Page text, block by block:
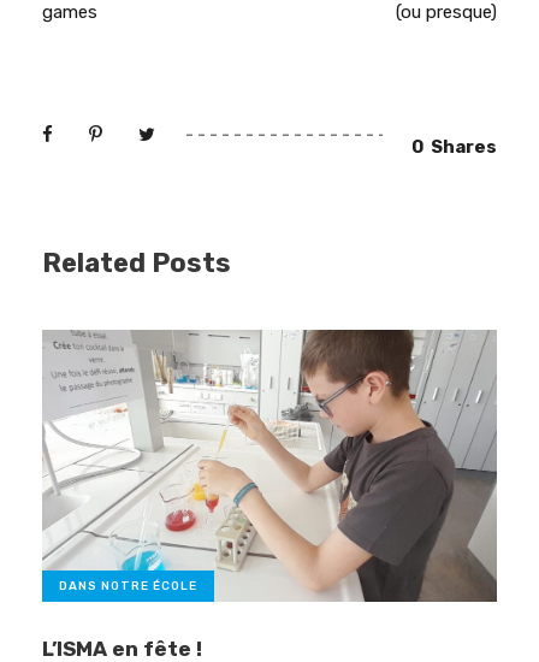
games
(ou presque)
0 Shares
Related Posts
DANS NOTRE ÉCOLE
L’ISMA en fête !